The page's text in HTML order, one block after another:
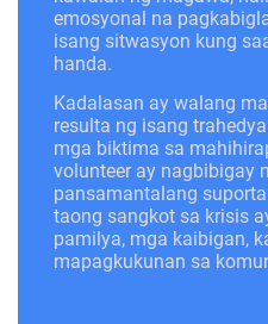
emosyonal na
isang sitwasyon kung
handa.
Kadalasan ay walang
resulta ng isang
mga biktima sa
volunteer ay nagbibigay
pansamantalang
taong sangkot sa krisis
pamilya, mga kaibigan,
mapagkukunan sa